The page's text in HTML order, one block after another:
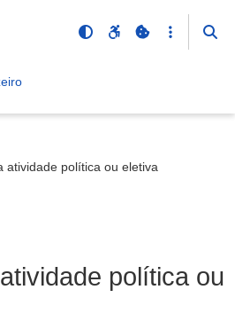
atividade política ou eletiva
política ou